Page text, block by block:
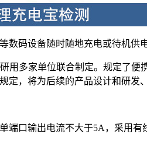
数码设备随时随地充电或待机供电
用多家单位联合制定。规定了
，将为后续的产品设计和研发
端口输出电流不大于5A ，采用有